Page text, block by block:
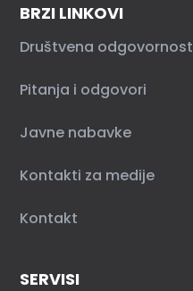
BRZI LINKOVI
Društvena odgovornost
Pitanja i odgovori
Javne nabavke
Kontakti za medije
Kontakt
SERVISI